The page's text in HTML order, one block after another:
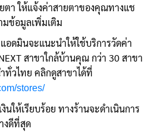
ตา ให้แจ้งค่าสายตาของคุณทางแช
ข้อมูลเพิ่มเติม
อดมินจะแนะนำให้ใช้บริการวัดค่า
สาขาใกล้บ้านคุณ กว่า 30 สาขา
วไทย คลิกดูสาขาได้ที่
stores/
ให้เรียบร้อย ทางร้านจะดำเนินการ
งดีที่สุด